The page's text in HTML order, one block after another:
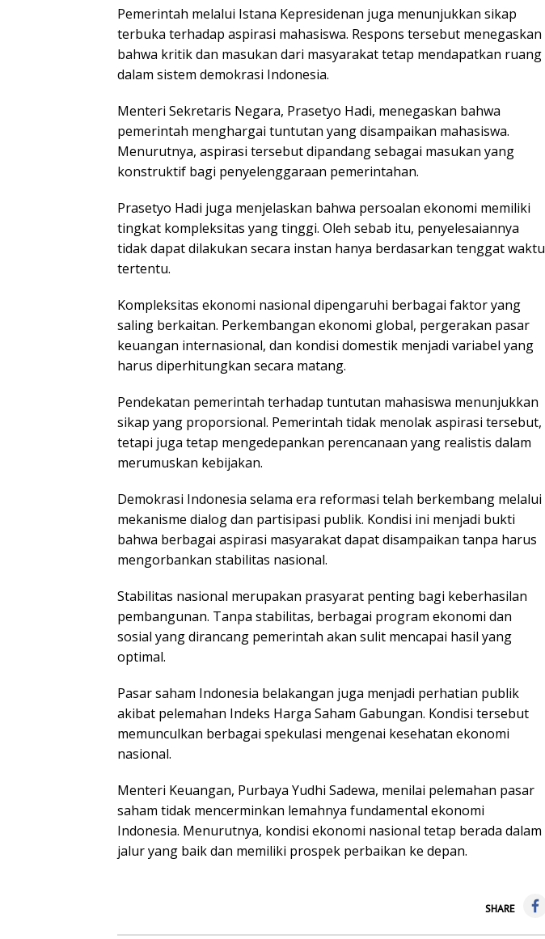
Pemerintah melalui Istana Kepresidenan juga menunjukkan sikap
terbuka terhadap aspirasi mahasiswa. Respons tersebut menegaskan
bahwa kritik dan masukan dari masyarakat tetap mendapatkan ruang
dalam sistem demokrasi Indonesia.
Menteri Sekretaris Negara, Prasetyo Hadi, menegaskan bahwa
pemerintah menghargai tuntutan yang disampaikan mahasiswa.
Menurutnya, aspirasi tersebut dipandang sebagai masukan yang
konstruktif bagi penyelenggaraan pemerintahan.
Prasetyo Hadi juga menjelaskan bahwa persoalan ekonomi memiliki
tingkat kompleksitas yang tinggi. Oleh sebab itu, penyelesaiannya
tidak dapat dilakukan secara instan hanya berdasarkan tenggat waktu
tertentu.
Kompleksitas ekonomi nasional dipengaruhi berbagai faktor yang
saling berkaitan. Perkembangan ekonomi global, pergerakan pasar
keuangan internasional, dan kondisi domestik menjadi variabel yang
harus diperhitungkan secara matang.
Pendekatan pemerintah terhadap tuntutan mahasiswa menunjukkan
sikap yang proporsional. Pemerintah tidak menolak aspirasi tersebut,
tetapi juga tetap mengedepankan perencanaan yang realistis dalam
merumuskan kebijakan.
Demokrasi Indonesia selama era reformasi telah berkembang melalui
mekanisme dialog dan partisipasi publik. Kondisi ini menjadi bukti
bahwa berbagai aspirasi masyarakat dapat disampaikan tanpa harus
mengorbankan stabilitas nasional.
Stabilitas nasional merupakan prasyarat penting bagi keberhasilan
pembangunan. Tanpa stabilitas, berbagai program ekonomi dan
sosial yang dirancang pemerintah akan sulit mencapai hasil yang
optimal.
Pasar saham Indonesia belakangan juga menjadi perhatian publik
akibat pelemahan Indeks Harga Saham Gabungan. Kondisi tersebut
memunculkan berbagai spekulasi mengenai kesehatan ekonomi
nasional.
Menteri Keuangan, Purbaya Yudhi Sadewa, menilai pelemahan pasar
saham tidak mencerminkan lemahnya fundamental ekonomi
Indonesia. Menurutnya, kondisi ekonomi nasional tetap berada dalam
jalur yang baik dan memiliki prospek perbaikan ke depan.
SHARE